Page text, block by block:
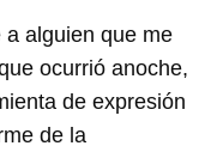
a alguien que me
ocurrió anoche,
de expresión
de la